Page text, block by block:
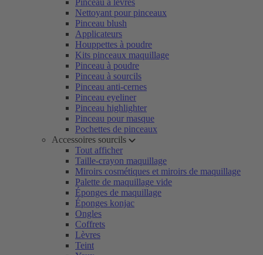
Pinceau à lèvres
Nettoyant pour pinceaux
Pinceau blush
Applicateurs
Houppettes à poudre
Kits pinceaux maquillage
Pinceau à poudre
Pinceau à sourcils
Pinceau anti-cernes
Pinceau eyeliner
Pinceau highlighter
Pinceau pour masque
Pochettes de pinceaux
Accessoires sourcils
Tout afficher
Taille-crayon maquillage
Miroirs cosmétiques et miroirs de maquillage
Palette de maquillage vide
Éponges de maquillage
Éponges konjac
Ongles
Coffrets
Lèvres
Teint